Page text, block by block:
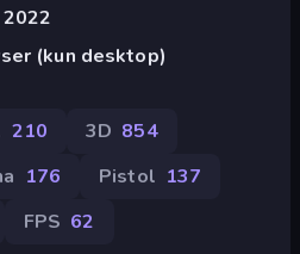
(kun desktop)
210 3D 854
176 Pistol 137
FPS 62